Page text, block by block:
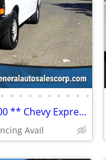
• • • • • • • • • •
2013 Chevrolet Express 2500 ** Chevy Express Cargo Van ** Low Miles **
Avail